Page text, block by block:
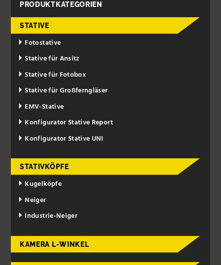
PRODUKTKATEGORIEN
STATIVE
Fotostative
Stative für Ansitz
Stative für Fotobox
Stative für Großferngläser
EMV-Stative
Konfigurator Stative Report
Konfigurator Stative UNI
STATIVKÖPFE
Kugelköpfe
Neiger
Industrie-Neiger
KAMERA L-WINKEL